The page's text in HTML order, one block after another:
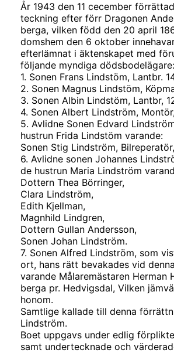
År 1943 den 11 cecember
teckning efter förr Dragonen
berga, vilken född den 20 april
domshem den 6 oktober
efterlämnat i äktenskapet med
följande myndiga dödsbodelägare:
1. Sonen Frans Lindstöm, Lantbr.
2. Sonen Magnus Lindstöm,
3. Sonen Albin Lindstöm, Lantbr,
4. Sonen Albert Lindström,
5. Avlidne Sonen Edvard
hustrun Frida Lindstöm varande:
Sonen Stig Lindström,
6. Avlidne sonen Johannes
de hustrun Maria Lindström
Dottern Thea Börringer,
Clara Lindström,
Edith Kjellman,
Magnhild Lindgren,
Dottern Gullan Andersson,
Sonen Johan Lindström.
7. Sonen Alfred Lindström, som
ort, hans rätt bevakades vid
varande Målaremästaren Herman
berga pr. Hedvigsdal, Vilken
honom.
Samtlige kallade till denna
Lindström.
Boet uppgavs under edlig
samt undertecknade och